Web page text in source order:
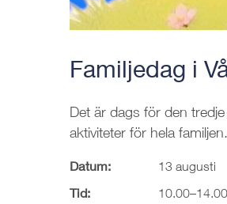
Familjedag i
Det är dags för den
aktiviteter för hela
Datum: 13 augusti
Tid: 10.00–14.00